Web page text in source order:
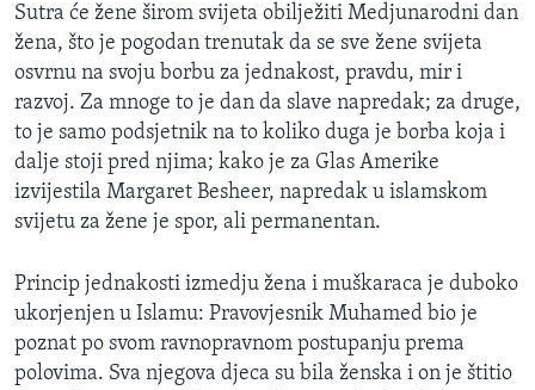
SVIJET
KORUPCIJA
SLOBODA MEDIJA
ŽENSKA STRANA
IZBJEGLIČKA STRANA
MAGAZIN
O GLASU AMERIKE
Learning English
PRATITE NAS
Sutra će žene širom svijeta obilježiti Medjunarodni dan
žena, što je pogodan trenutak da se sve žene svijeta
osvrnu na svoju borbu za jednakost, pravdu, mir i
razvoj. Za mnoge to je dan da slave napredak; za druge,
to je samo podsjetnik na to koliko duga je borba koja i
dalje stoji pred njima; kako je za Glas Amerike
izvijestila Margaret Besheer, napredak u islamskom
svijetu za žene je spor, ali permanentan.
Princip jednakosti izmedju žena i muškaraca je duboko
ukorjenjen u Islamu: Pravovjesnik Muhamed bio je
poznat po svom ravnopravnom postupanju prema
polovima. Sva njegova djeca su bila ženska i on je štitio